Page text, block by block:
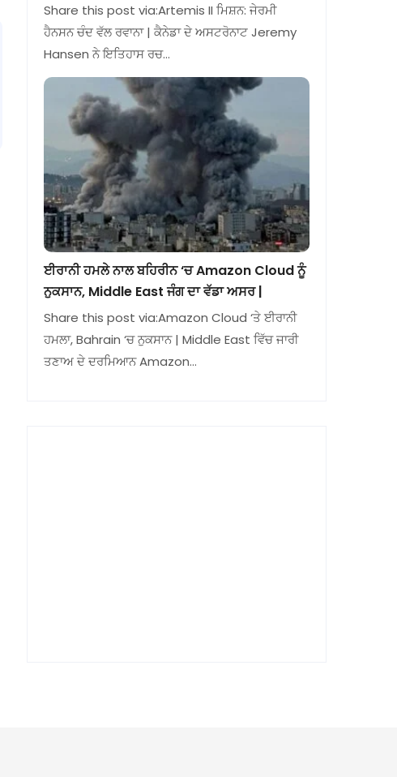
Share this post via:Artemis II ਮਿਸ਼ਨ: ਜੇਰਮੀ
ਹੈਨਸਨ ਚੰਦ ਵੱਲ ਰਵਾਨਾ | ਕੈਨੇਡਾ ਦੇ ਅਸਟਰੋਨਾਟ Jeremy
Hansen ਨੇ ਇਤਿਹਾਸ ਰਚ…
ਈਰਾਨੀ ਹਮਲੇ ਨਾਲ ਬਹਿਰੀਨ ‘ਚ Amazon Cloud ਨੂੰ
ਨੁਕਸਾਨ, Middle East ਜੰਗ ਦਾ ਵੱਡਾ ਅਸਰ |
Share this post via:Amazon Cloud ‘ਤੇ ਈਰਾਨੀ
ਹਮਲਾ, Bahrain ‘ਚ ਨੁਕਸਾਨ | Middle East ਵਿੱਚ ਜਾਰੀ
ਤਣਾਅ ਦੇ ਦਰਮਿਆਨ Amazon…